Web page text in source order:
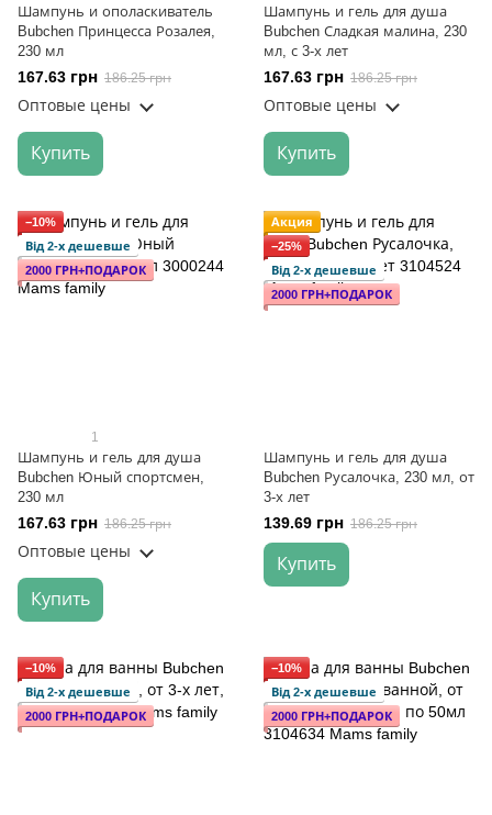
Шампунь и ополаскиватель
Bubchen Принцесса Розалея,
230 мл
167.63 грн 186.25 грн
Оптовые цены
Купить
Шампунь и гель для душа
Bubchen Сладкая малина, 230
мл, с 3-х лет
167.63 грн 186.25 грн
Оптовые цены
Купить
−10%
Від 2-х дешевше
2000 ГРН+ПОДАРОК
1
Шампунь и гель для душа
Bubchen Юный спортсмен,
230 мл
167.63 грн 186.25 грн
Оптовые цены
Купить
Акция
−25%
Від 2-х дешевше
2000 ГРН+ПОДАРОК
Шампунь и гель для душа
Bubchen Русалочка, 230 мл, от
3-х лет
139.69 грн 186.25 грн
Купить
−10%
Від 2-х дешевше
2000 ГРН+ПОДАРОК
−10%
Від 2-х дешевше
2000 ГРН+ПОДАРОК